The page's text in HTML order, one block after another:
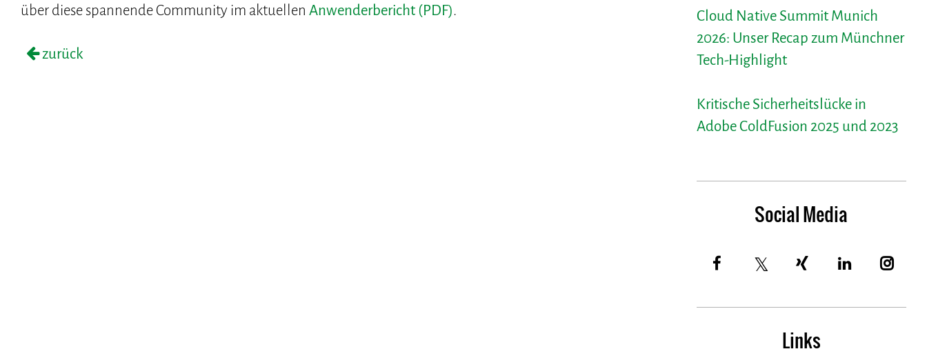
über diese spannende Community im aktuellenAnwenderbericht (PDF).
zurück
Cloud Native Summit Munich
2026: Unser Recap zum Münchner
Tech-Highlight
Kritische Sicherheitslücke in
Adobe ColdFusion 2025 und 2023
Social Media
Links